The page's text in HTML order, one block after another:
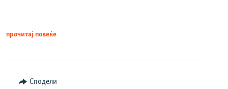
прочитај повеќе
Сподели